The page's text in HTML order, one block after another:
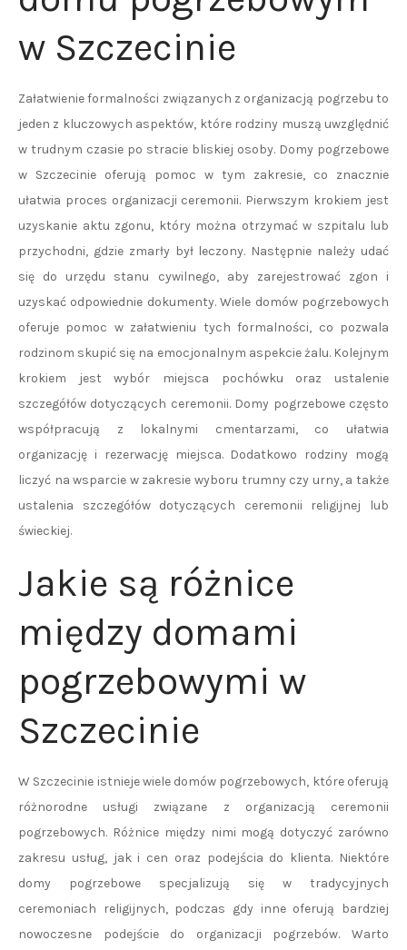
w Szczecinie
Załatwienie formalności związanych z organizacją pogrzebu to
jeden z kluczowych aspektów, które rodziny muszą uwzględnić
w trudnym czasie po stracie bliskiej osoby. Domy pogrzebowe
w Szczecinie oferują pomoc w tym zakresie, co znacznie
ułatwia proces organizacji ceremonii. Pierwszym krokiem jest
uzyskanie aktu zgonu, który można otrzymać w szpitalu lub
przychodni, gdzie zmarły był leczony. Następnie należy udać
się do urzędu stanu cywilnego, aby zarejestrować zgon i
uzyskać odpowiednie dokumenty. Wiele domów pogrzebowych
oferuje pomoc w załatwieniu tych formalności, co pozwala
rodzinom skupić się na emocjonalnym aspekcie żalu. Kolejnym
krokiem jest wybór miejsca pochówku oraz ustalenie
szczegółów dotyczących ceremonii. Domy pogrzebowe często
współpracują z lokalnymi cmentarzami, co ułatwia
organizację i rezerwację miejsca. Dodatkowo rodziny mogą
liczyć na wsparcie w zakresie wyboru trumny czy urny, a także
ustalenia szczegółów dotyczących ceremonii religijnej lub
świeckiej.
Jakie są różnice
między domami
pogrzebowymi w
Szczecinie
W Szczecinie istnieje wiele domów pogrzebowych, które oferują
różnorodne usługi związane z organizacją ceremonii
pogrzebowych. Różnice między nimi mogą dotyczyć zarówno
zakresu usług, jak i cen oraz podejścia do klienta. Niektóre
domy pogrzebowe specjalizują się w tradycyjnych
ceremoniach religijnych, podczas gdy inne oferują bardziej
nowoczesne podejście do organizacji pogrzebów. Warto